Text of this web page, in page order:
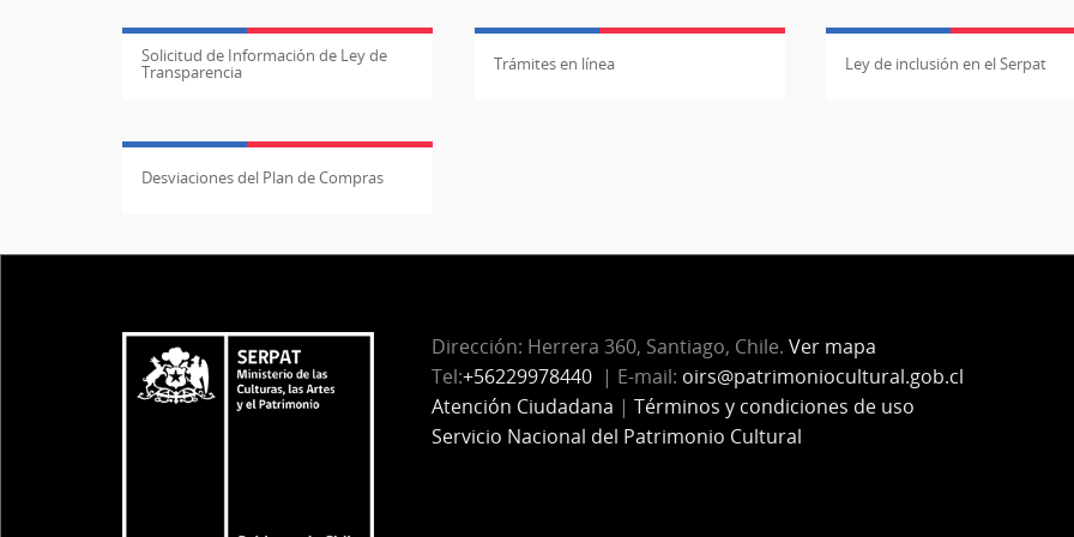
Solicitud de Información de Ley de
Transparencia Trámites en línea Ley de inclusión en el Serpat
Desviaciones del Plan de Compras
Dirección: Herrera 360, Santiago, Chile. Ver mapa
Tel:+56229978440 | E-mail: oirs@patrimoniocultural.gob.cl
Atención Ciudadana | Términos y condiciones de uso
Servicio Nacional del Patrimonio Cultural